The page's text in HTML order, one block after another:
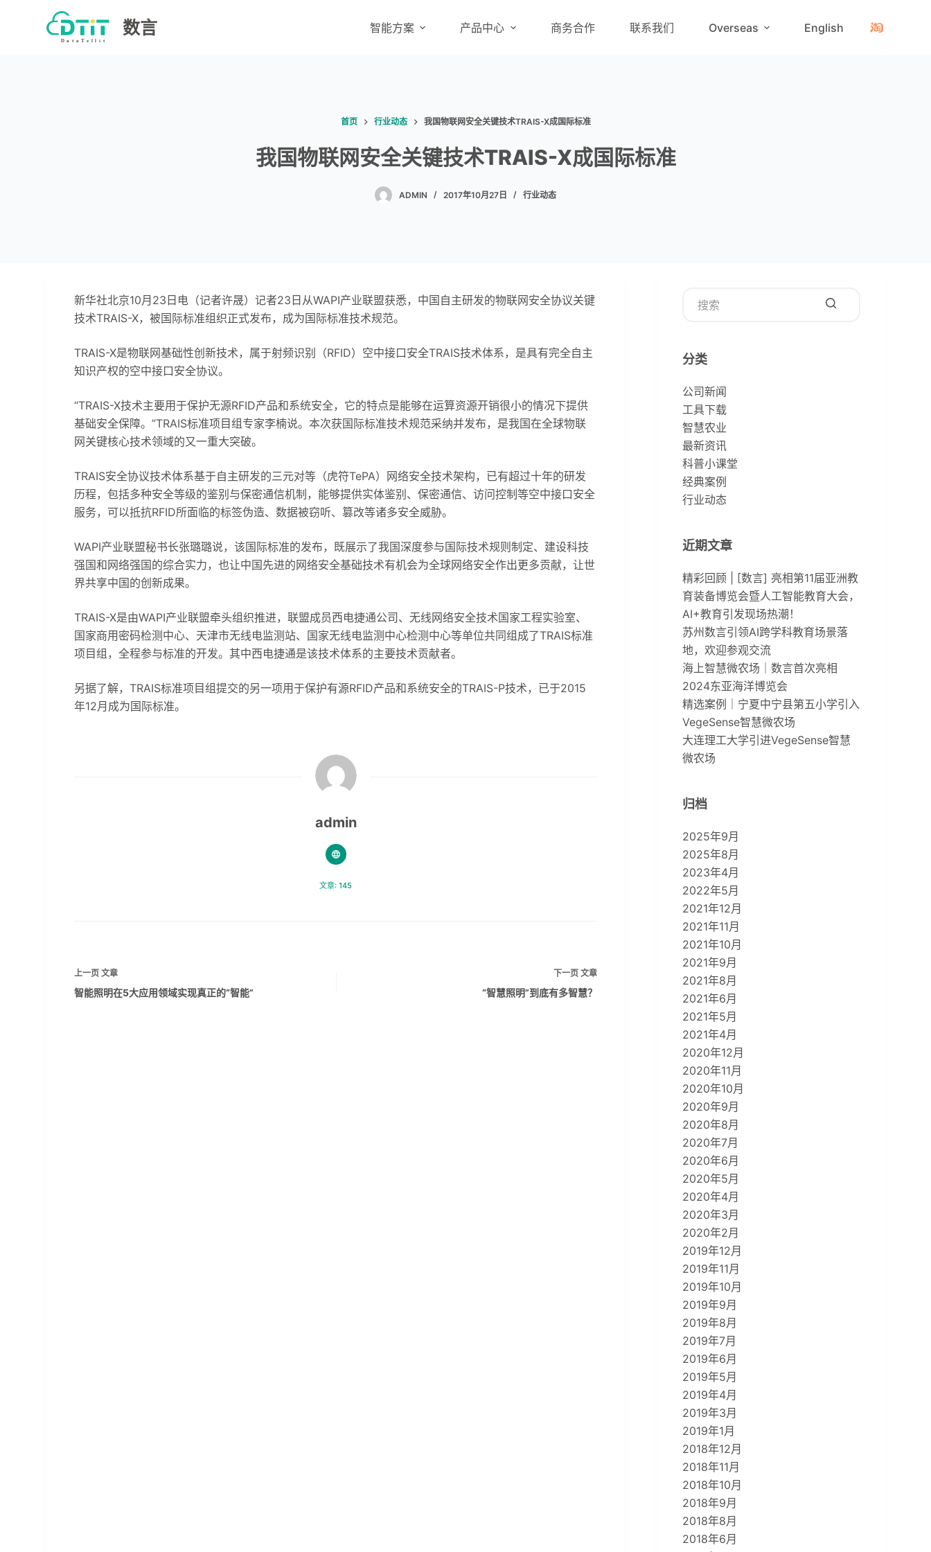
数言 智能方案 产品中心 商务合作 联系我们 Overseas English
首页 行业动态 我国物联网安全关键技术TRAIS-X成国际标准
我国物联网安全关键技术TRAIS-X成国际标准
ADMIN 2017年10月27日 行业动态
新华社北京10月23日电（记者许晟）记者23日从WAPI产业联盟获悉，中国自主研发的物联网安全协议关键
技术TRAIS-X，被国际标准组织正式发布，成为国际标准技术规范。
TRAIS-X是物联网基础性创新技术，属于射频识别（RFID）空中接口安全TRAIS技术体系，是具有完全自主
知识产权的空中接口安全协议。
“TRAIS-X技术主要用于保护无源RFID产品和系统安全，它的特点是能够在运算资源开销很小的情况下提供
基础安全保障。”TRAIS标准项目组专家李楠说。本次获国际标准技术规范采纳并发布，是我国在全球物联
网关键核心技术领域的又一重大突破。
TRAIS安全协议技术体系基于自主研发的三元对等（虎符TePA）网络安全技术架构，已有超过十年的研发
历程，包括多种安全等级的鉴别与保密通信机制，能够提供实体鉴别、保密通信、访问控制等空中接口安全
服务，可以抵抗RFID所面临的标签伪造、数据被窃听、篡改等诸多安全威胁。
WAPI产业联盟秘书长张璐璐说，该国际标准的发布，既展示了我国深度参与国际技术规则制定、建设科技
强国和网络强国的综合实力，也让中国先进的网络安全基础技术有机会为全球网络安全作出更多贡献，让世
界共享中国的创新成果。
TRAIS-X是由WAPI产业联盟牵头组织推进，联盟成员西电捷通公司、无线网络安全技术国家工程实验室、
国家商用密码检测中心、天津市无线电监测站、国家无线电监测中心检测中心等单位共同组成了TRAIS标准
项目组，全程参与标准的开发。其中西电捷通是该技术体系的主要技术贡献者。
另据了解，TRAIS标准项目组提交的另一项用于保护有源RFID产品和系统安全的TRAIS-P技术，已于2015
年12月成为国际标准。
admin
文章: 145
上一页文章
智能照明在5大应用领域实现真正的“智能”
下一页 文章
“智慧照明”到底有多智慧？
果
分类
公司新闻
工具下载
智慧农业
最新资讯
科普小课堂
经典案例
行业动态
近期文章
精彩回顾 | [数言] 亮相第11届亚洲教
育装备博览会暨人工智能教育大会，
AI+教育引发现场热潮！
苏州数言引领AI跨学科教育场景落
地，欢迎参观交流
海上智慧微农场｜数言首次亮相
2024东亚海洋博览会
精选案例｜宁夏中宁县第五小学引入
VegeSense智慧微农场
大连理工大学引进VegeSense智慧
微农场
归档
2025年9月
2025年8月
2023年4月
2022年5月
2021年12月
2021年11月
2021年10月
2021年9月
2021年8月
2021年6月
2021年5月
2021年4月
2020年12月
2020年11月
2020年10月
2020年9月
2020年8月
2020年7月
2020年6月
2020年5月
2020年4月
2020年3月
2020年2月
2019年12月
2019年11月
2019年10月
2019年9月
2019年8月
2019年7月
2019年6月
2019年5月
2019年4月
2019年3月
2019年1月
2018年12月
2018年11月
2018年10月
2018年9月
2018年8月
2018年6月